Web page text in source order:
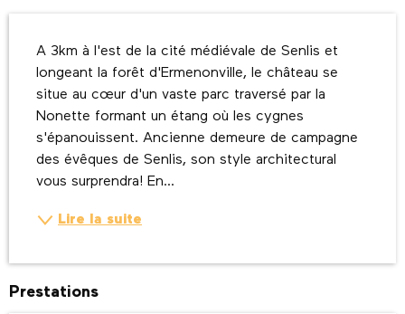
A 3km à l'est de la cité médiévale de Senlis et
longeant la forêt d'Ermenonville, le château se
situe au cœur d'un vaste parc traversé par la
Nonette formant un étang où les cygnes
s'épanouissent. Ancienne demeure de campagne
des évêques de Senlis, son style architectural
vous surprendra! En...
Lire la suite
Prestations